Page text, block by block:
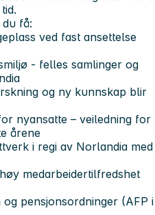
få:
ved fast ansettelse
- felles samlinger og
og ny kunnskap blir
nyansatte – veiledning for
årene
i regi av Norlandia med
medarbeidertilfredshet
pensjonsordninger (AFP i